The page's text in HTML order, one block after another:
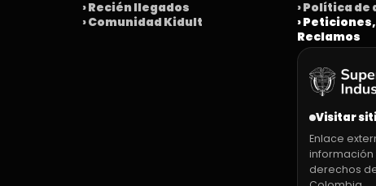
› Recién llegados
› Comunidad Kidult
› Política
›
Reclamos
Visitar
Enlace
derechos